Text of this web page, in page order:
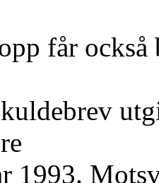
får
1993.